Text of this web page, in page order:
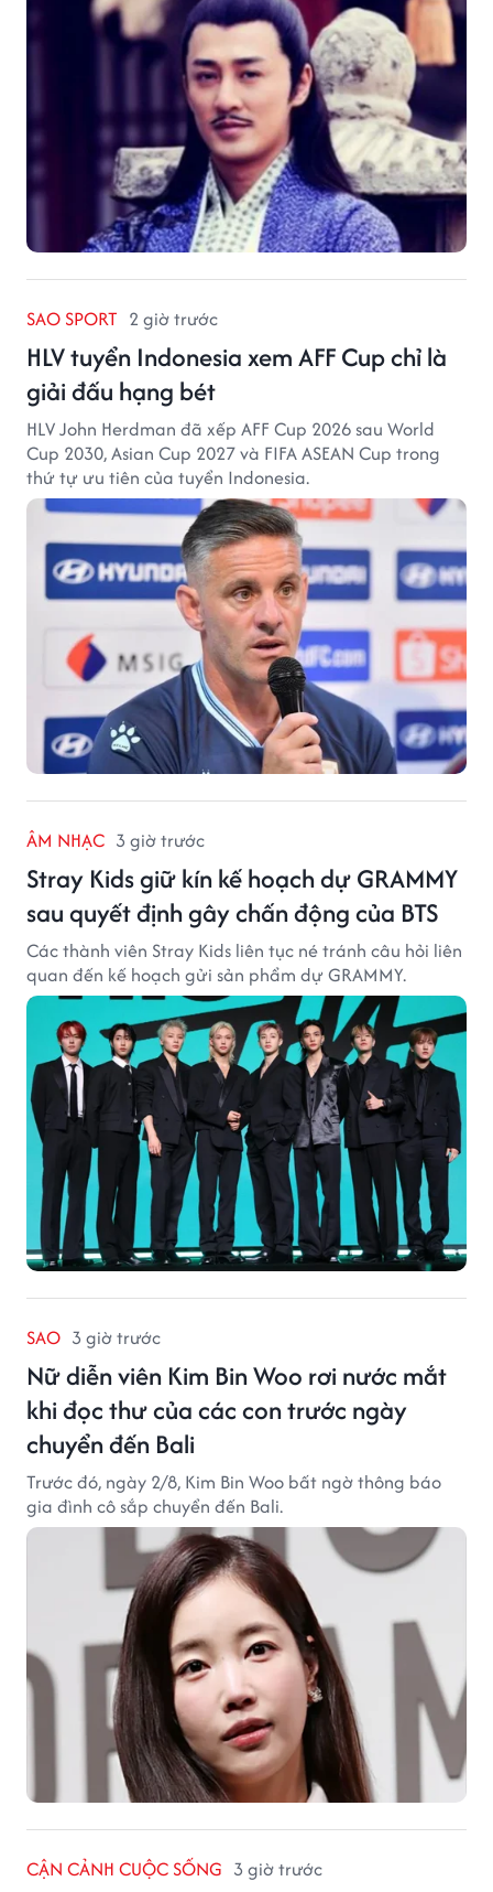
SAO SPORT 2 giờ trước
HLV tuyển Indonesia xem AFF Cup chỉ là
giải đấu hạng bét
HLV John Herdman đã xếp AFF Cup 2026 sau World
Cup 2030, Asian Cup 2027 và FIFA ASEAN Cup trong
thứ tự ưu tiên của tuyển Indonesia.
ÂM NHẠC 3 giờ trước
Stray Kids giữ kín kế hoạch dự GRAMMY
sau quyết định gây chấn động của BTS
Các thành viên Stray Kids liên tục né tránh câu hỏi liên
quan đến kế hoạch gửi sản phẩm dự GRAMMY.
SAO 3 giờ trước
Nữ diễn viên Kim Bin Woo rơi nước mắt
khi đọc thư của các con trước ngày
chuyển đến Bali
Trước đó, ngày 2/8, Kim Bin Woo bất ngờ thông báo
gia đình cô sắp chuyển đến Bali.
CẬN CẢNH CUỘC SỐNG 3 giờ trước